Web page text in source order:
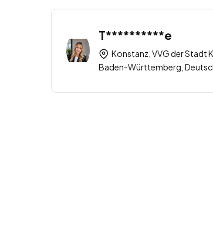
T**********e
Konstanz, VVG der Stadt
Baden-Württemberg,